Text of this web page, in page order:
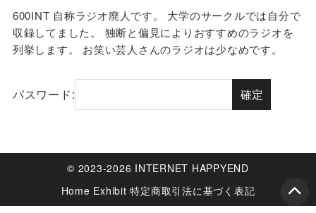
600INT 自称ラジオ廃人です。 大学のサークルでは自分で
収録してました。 独断と偏見によりおすすめのラジオを
列挙します。 お笑い芸人さんのラジオは少なめです。
パスワード:
© 2023-2026 INTERNET HAPPYEND
Home Exhibit 特定商取引法に基づく表記